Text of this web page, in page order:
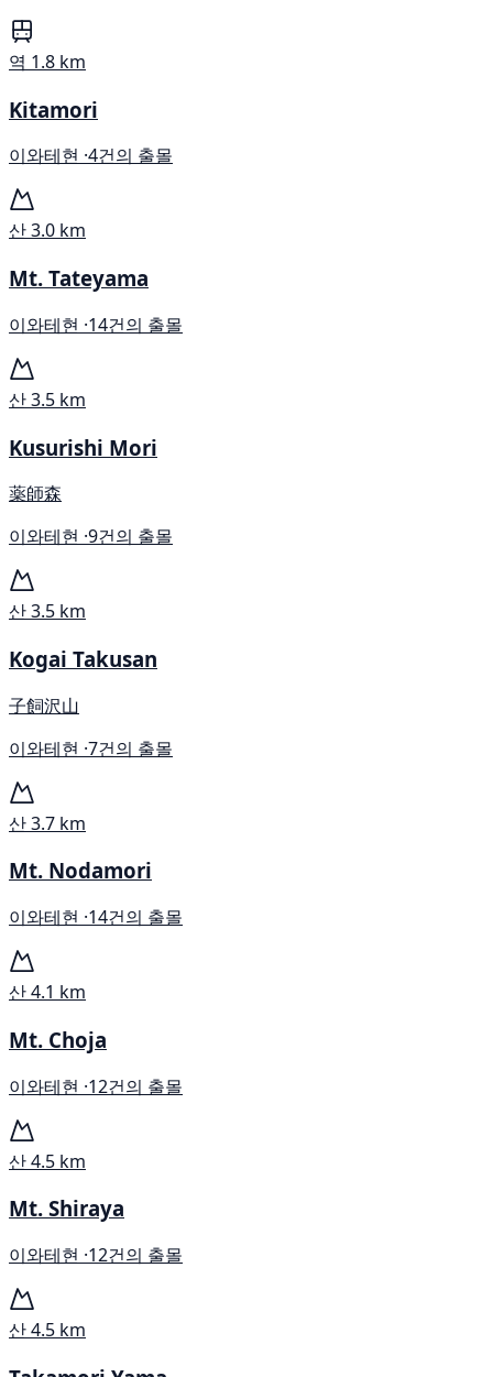
역 1.8 km
Kitamori
이와테현 ·4건의 출몰
산3.0 km
Mt. Tateyama
이와테현 ·14건의 출몰
산3.5 km
Kusurishi Mori
薬師森
이와테현 ·9건의 출몰
산3.5 km
Kogai Takusan
子飼沢山
이와테현 ·7건의 출몰
산3.7 km
Mt. Nodamori
이와테현 ·14건의 출몰
산4.1 km
Mt. Choja
이와테현 ·12건의 출몰
산4.5 km
Mt. Shiraya
이와테현 ·12건의 출몰
산4.5 km